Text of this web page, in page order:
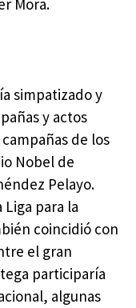
Mora.
simpatizado y
y actos
de los
Nobel de
Pelayo.
para la
coincidió con
el gran
participaría
algunas